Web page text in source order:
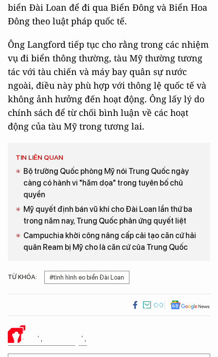
biển Đài Loan để đi qua Biển Đông và Biển Hoa
Đông theo luật pháp quốc tế.
Ông Langford tiếp tục cho rằng trong các nhiệm
vụ đi biển thông thường, tàu Mỹ thường tương
tác với tàu chiến và máy bay quân sự nước
ngoài, điều này phù hợp với thông lệ quốc tế và
không ảnh hưởng đến hoạt động. Ông lấy lý do
chính sách để từ chối bình luận về các hoạt
động của tàu Mỹ trong tương lai.
TIN LIÊN QUAN
Bộ trưởng Quốc phòng Mỹ nói Trung Quốc ngày
càng có hành vi "hăm dọa" trong tuyên bố chủ
quyền
Mỹ quyết định bán vũ khí cho Đài Loan lần thứ ba
trong năm nay, Trung Quốc phản ứng quyết liệt
Campuchia khởi công nâng cấp cải tạo căn cứ hải
quân Ream bị Mỹ cho là căn cứ của Trung Quốc
TỪ KHÓA: #tình hình eo biển Đài Loan
Ý KIẾN CỦA BẠN